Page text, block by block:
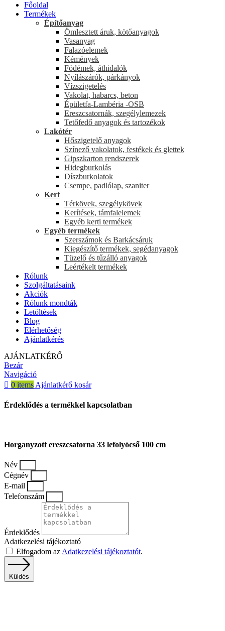
Főoldal
Termékek
Építőanyag
Ömlesztett áruk, kötőanyagok
Vasanyag
Falazóelemek
Kémények
Födémek, áthidalók
Nyílászárók, párkányok
Vízszigetelés
Vakolat, habarcs, beton
Épületfa-Lambéria -OSB
Ereszcsatornák, szegélylemezek
Tetőfedő anyagok és tartozékok
Lakótér
Hőszigetelő anyagok
Színező vakolatok, festékek és glettek
Gipszkarton rendszerek
Hidegburkolás
Díszburkolatok
Csempe, padlólap, szaniter
Kert
Térkövek, szegélykövek
Kerítések, támfalelemek
Egyéb kerti termékek
Egyéb termékek
Szerszámok és Barkácsáruk
Kiegészítő termékek, segédanyagok
Tüzelő és tűzálló anyagok
Leértékelt termékek
Rólunk
Szolgáltatásaink
Akciók
Rólunk mondták
Letöltések
Blog
Elérhetőség
Ajánlatkérés
AJÁNLATKÉRŐ
Bezár
Navigáció
0 items Ajánlatkérő kosár
Érdeklődés a termékkel kapcsolatban
Horganyzott ereszcsatorna 33 lefolyócső 100 cm
Név
Cégnév
E-mail
Telefonszám
Érdeklődés
Adatkezelési tájékoztató
Elfogadom az Adatkezelési tájékoztatót.
Küldés